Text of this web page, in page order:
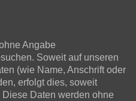
Angabe
Soweit auf unseren
(wie Name, Anschrift oder
erfolgt dies, soweit
Daten werden ohne